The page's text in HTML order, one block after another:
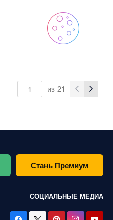
из 21
Стань Премиум
СОЦИАЛЬНЫЕ МЕДИА